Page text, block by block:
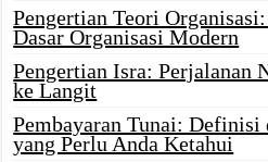
Pengertian Teori
Dasar Organisasi Modern
Pengertian Isra: Perjalanan
ke Langit
Pembayaran Tunai:
yang Perlu Anda Ketahui